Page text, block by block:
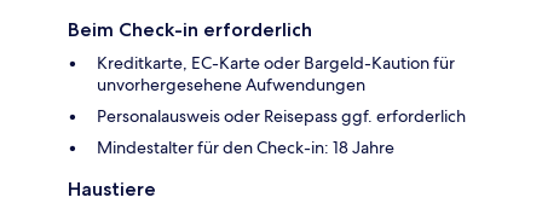
Beim Check-in erforderlich
Kreditkarte, EC-Karte oder Bargeld-Kaution für
unvorhergesehene Aufwendungen
Personalausweis oder Reisepass ggf. erforderlich
Mindestalter für den Check-in: 18 Jahre
Haustiere